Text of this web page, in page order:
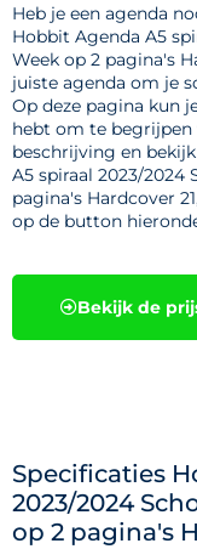
Heb je een agenda
Hobbit Agenda A5
Week op 2 pagina's
juiste agenda om je
Op deze pagina kun
hebt om te begrijpen
beschrijving en
A5 spiraal 2023/2024
pagina's Hardcover
op de button
Bekijk de
Specificaties
2023/2024
op 2 pagina's